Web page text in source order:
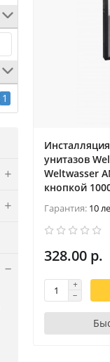
1
унитазов
Weltwasser
кнопкой
Гарантия: 10
328.00 р.